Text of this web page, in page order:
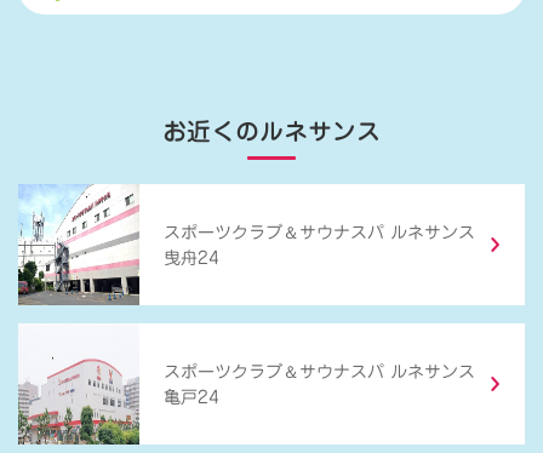
お近くのルネサンス
スポーツクラブ ＆ サウナスパ ルネサンス
曳舟24
スポーツクラブ ＆ サウナスパ ルネサンス
亀戸24